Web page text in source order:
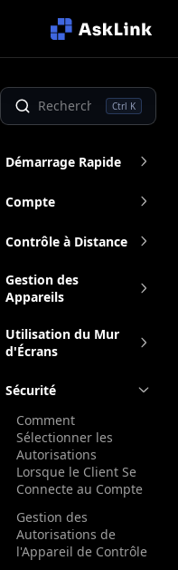
Ctrl K
Démarrage Rapide
Compte
Contrôle à Distance
Gestion des
Appareils
Utilisation du Mur
d'Écrans
Sécurité
Comment
Sélectionner les
Autorisations
Lorsque le Client Se
Connecte au Compte
Gestion des
Autorisations de
l'Appareil de Contrôle